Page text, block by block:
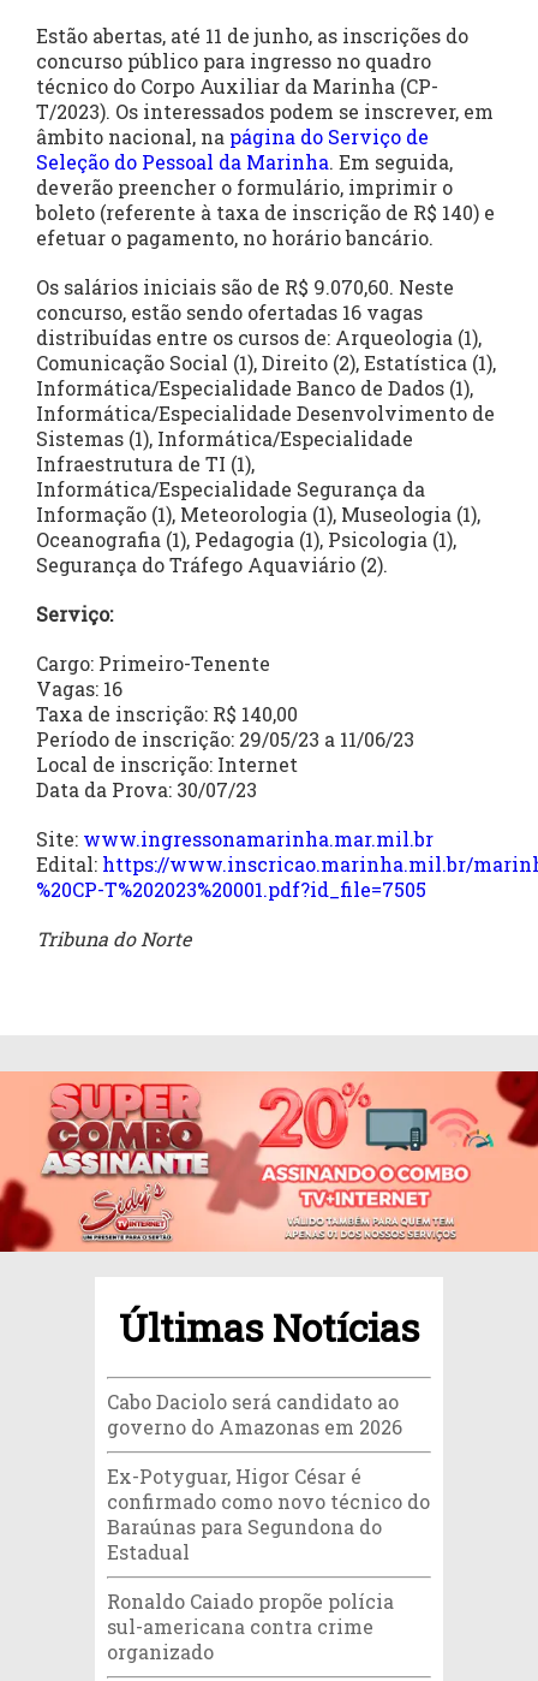
Estão abertas, até 11 de junho, as inscrições do
concurso público para ingresso no quadro
técnico do Corpo Auxiliar da Marinha (CP-
T/2023). Os interessados podem se inscrever, em
âmbito nacional, na página do Serviço de
Seleção do Pessoal da Marinha. Em seguida,
deverão preencher o formulário, imprimir o
boleto (referente à taxa de inscrição de R$ 140) e
efetuar o pagamento, no horário bancário.
Os salários iniciais são de R$ 9.070,60. Neste
concurso, estão sendo ofertadas 16 vagas
distribuídas entre os cursos de: Arqueologia (1),
Comunicação Social (1), Direito (2), Estatística (1),
Informática/Especialidade Banco de Dados (1),
Informática/Especialidade Desenvolvimento de
Sistemas (1), Informática/Especialidade
Infraestrutura de TI (1),
Informática/Especialidade Segurança da
Informação (1), Meteorologia (1), Museologia (1),
Oceanografia (1), Pedagogia (1), Psicologia (1),
Segurança do Tráfego Aquaviário (2).
Serviço:
Cargo: Primeiro-Tenente
Vagas: 16
Taxa de inscrição: R$ 140,00
Período de inscrição: 29/05/23 a 11/06/23
Local de inscrição: Internet
Data da Prova: 30/07/23
Site: www.ingressonamarinha.mar.mil.br
Edital: https://www.inscricao.marinha.mil.br/
%20CP-T%202023%20001.pdf?id_file=7505
Tribuna do Norte
Últimas Notícias
Cabo Daciolo será candidato ao
governo do Amazonas em 2026
Ex-Potyguar, Higor César é
confirmado como novo técnico do
Baraúnas para Segundona do
Estadual
Ronaldo Caiado propõe polícia
sul-americana contra crime
organizado